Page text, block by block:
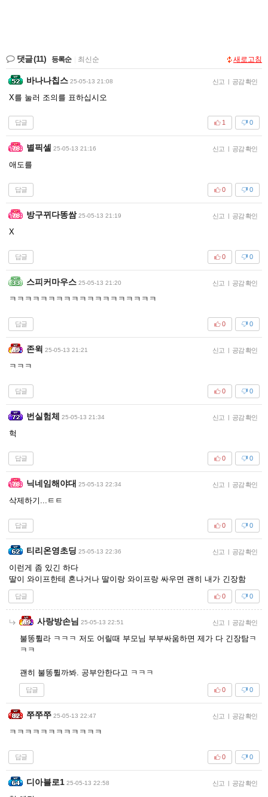
댓글(11) 등록순 최신순 새로고침
바나나칩스 25-05-13 21:08 신고 | 공감 확인
X를 눌러 조의를 표하십시오
답글 0
1
별픽셀 25-05-13 21:16 신고 | 공감 확인
애도를
답글 0
0
방구뀌다똥쌈 25-05-13 21:19 신고 | 공감 확인
X
답글 0
0
스피커마우스 25-05-13 21:20 신고 | 공감 확인
ㅋㅋㅋㅋㅋㅋㅋㅋㅋㅋㅋㅋㅋㅋㅋㅋㅋㅋㅋ
답글 0
0
존윅 25-05-13 21:21 신고 | 공감 확인
ㅋㅋㅋ
답글 0
0
번실험체 25-05-13 21:34 신고 | 공감 확인
헉
답글 0
0
닉네임해야대 25-05-13 22:34 신고 | 공감 확인
삭제하기...ㅌㅌ
답글 0
0
티리온영초딩 25-05-13 22:36 신고 | 공감 확인
이런게 좀 있긴 하다
딸이 와이프한테 혼나거나 딸이랑 와이프랑 싸우면 괜히 내가 긴장함
답글 0
0
사랑방손님 25-05-13 22:51 신고 | 공감 확인
불똥튈라 ㅋㅋㅋ 저도 어릴때 부모님 부부싸움하면 제가 다 긴장탐ㅋ
ㅋㅋ
괜히 불똥튈까봐. 공부안한다고 ㅋㅋㅋ
답글 0
0
쭈쭈쭈 25-05-13 22:47 신고 | 공감 확인
ㅋㅋㅋㅋㅋㅋㅋㅋㅋㅋㅋㅋ
답글 0
0
디아블로1 25-05-13 22:58 신고 | 공감 확인